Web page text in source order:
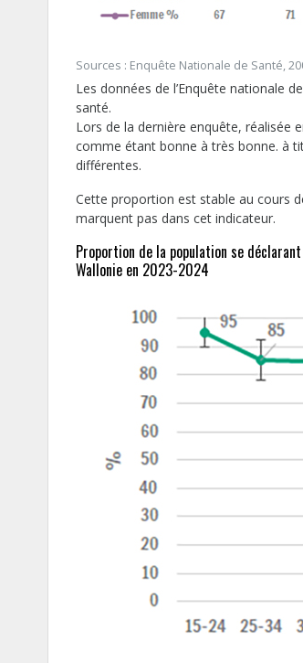
Sources : Enquête Nationale de Santé,
Les données de l’Enquête nationale
santé.
Lors de la dernière enquête, réalisée
comme étant bonne à très bonne. à
différentes.
Cette proportion est stable au cours
marquent pas dans cet indicateur.
Proportion de la population se
Wallonie en 2023-2024